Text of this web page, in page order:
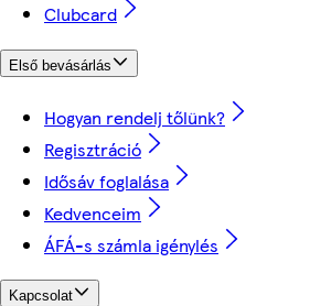
Clubcard
Első bevásárlás
Hogyan rendelj tőlünk?
Regisztráció
Idősáv foglalása
Kedvenceim
ÁFÁ-s számla igénylés
Kapcsolat